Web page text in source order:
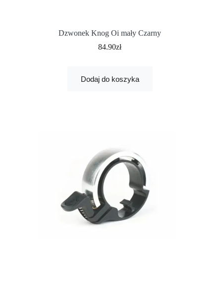
Dzwonek Knog Oi mały Czarny
84.90zł
Dodaj do koszyka